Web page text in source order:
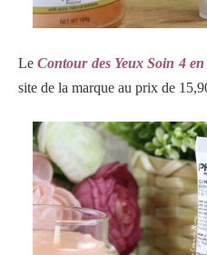
LeContour des Yeux Soin 4
site de la marque au prix de